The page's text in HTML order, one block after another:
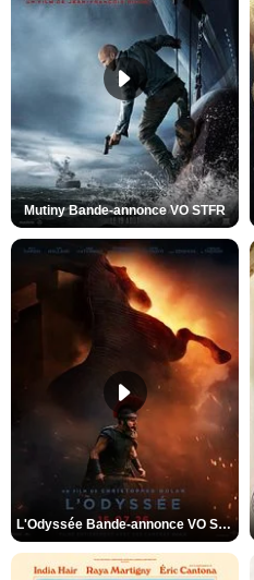
Mutiny Bande-annonce VO STFR
L'Odyssée Bande-annonce VO STFR